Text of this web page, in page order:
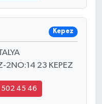
Kepez
2NO:14 23 KEPEZ
502 45 46